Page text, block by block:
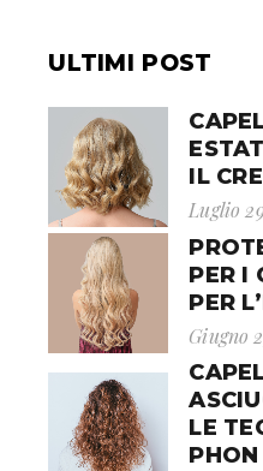
ULTIMI POST
IL
Luglio
PER I
PER
Giugno
LE
PHON